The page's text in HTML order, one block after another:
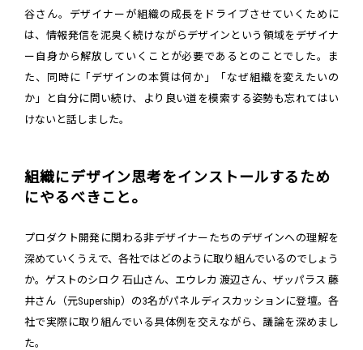
谷さん。デザイナーが組織の成長をドライブさせていくために
は、情報発信を泥臭く続けながらデザインという領域をデザイナ
ー自身から解放していくことが必要であるとのことでした。ま
た、同時に「デザインの本質は何か」「なぜ組織を変えたいの
か」と自分に問い続け、より良い道を模索する姿勢も忘れてはい
けないと話しました。
組織にデザイン思考をインストールするため
にやるべきこと。
プロダクト開発に関わる非デザイナーたちのデザインへの理解を
深めていくうえで、各社ではどのように取り組んでいるのでしょう
か。ゲストのシロク 石山さん、エウレカ 渡辺さん、ザッパラス 藤
井さん（元Supership）の3名がパネルディスカッションに登壇。各
社で実際に取り組んでいる具体例を交えながら、議論を深めまし
た。